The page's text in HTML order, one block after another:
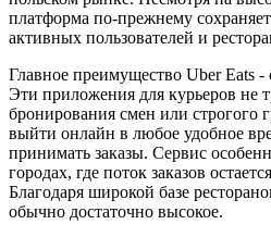
платформа по-прежнему
активных пользователей и
Главное преимущество Uber Eats
Эти приложения для курьеров не
бронирования смен или строгого
выйти онлайн в любое удобное
принимать заказы. Сервис
городах, где поток заказов
Благодаря широкой базе
обычно достаточно высокое.